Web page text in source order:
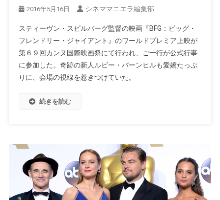
2016年5月16日 シネママニエラ編集部
スティーヴン・スピルバーグ監督の映画『BFG：ビッグ・
フレンドリー・ジャイアント』のワールドプレミア上映が
第６９回カンヌ国際映画祭にて行われ、ご一行が公式行事
に参加した。奇跡の新人ルビー・バーンヒルも愛嬌たっぷ
りに、会場の視線を惹きつけていた。
続きを読む